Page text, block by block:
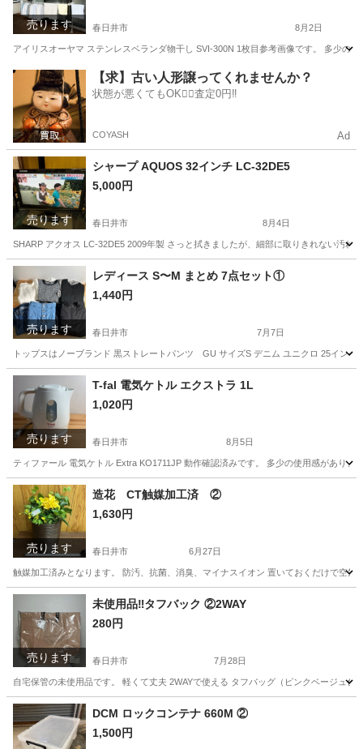
売ります 春日井市 8月2日
アイリスオーヤマ ステンレスベランダ物干し SVI-300N 1枚目参考画像です。 多少の
愛知 春日井市 洗濯用品
【求】古い人形譲ってくれませんか？
状態が悪くてもOK🙆‍♀️査定0円‼️
COYASH Ad
売ります
シャープ AQUOS 32インチ LC-32DE5
5,000円
春日井市 8月4日
SHARP アクオス LC-32DE5 2009年製 さっと拭きましたが、細部に取りきれない汚
愛知 春日井市 テレビ
売ります
レディース S〜M まとめ 7点セット①
1,440円
春日井市 7月7日
トップスはノーブランド 黒ストレートパンツ GU サイズS デニム ユニクロ 25イン
愛知 春日井市 その他 ハニーズ
売ります
T-fal 電気ケトル エクストラ 1L
1,020円
春日井市 8月5日
ティファール 電気ケトル Extra KO1711JP 動作確認済みです。 多少の使用感があり
愛知 春日井市 キッチン家電
売ります
造花 CT触媒加工済 ②
1,630円
春日井市 6月27日
触媒加工済みとなります。 防汚、抗菌、消臭、マイナスイオン 置いておくだけで空
愛知 春日井市 家庭用品 触媒
売ります
未使用品‼︎タフバック ②2WAY
280円
春日井市 7月28日
自宅保管の未使用品です。 軽くて丈夫 2WAYで使える タフバッグ（ピンクベージュ色
愛知 春日井市 DCM ロックコンテナ 660M ②
1,500円